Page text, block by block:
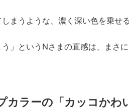
まうような、濃く深い色を乗せ
う」というNさまの直感は、まさ
カラーの「カッコかわ